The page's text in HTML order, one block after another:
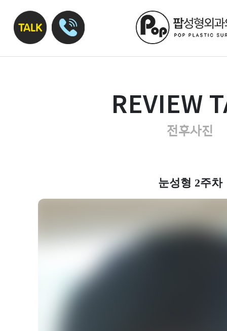
REVIEW
전후사진
눈성형 2주차